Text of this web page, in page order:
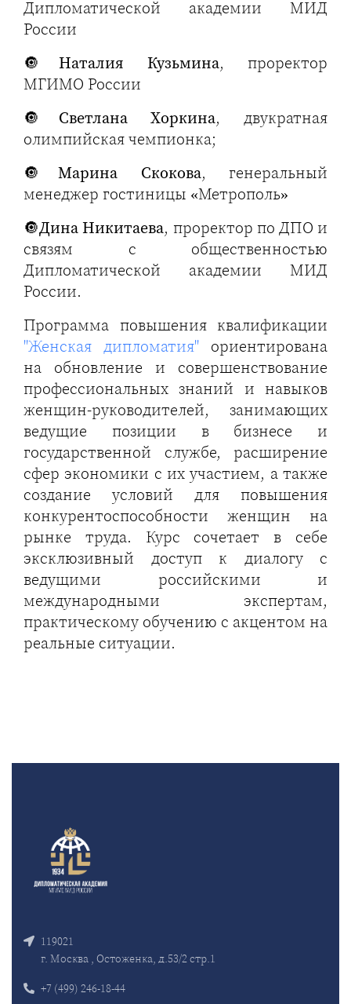
Дипломатической академии МИД
России
🔘 Наталия Кузьмина, проректор
МГИМО России
🔘 Светлана Хоркина, двукратная
олимпийская чемпионка;
🔘Марина Скокова, генеральный
менеджер гостиницы «Метрополь»
🔘Дина Никитаева, проректор по ДПО и
связям с общественностью
Дипломатической академии МИД
России.
Программа повышения квалификации
"Женская дипломатия" ориентирована
на обновление и совершенствование
профессиональных знаний и навыков
женщин-руководителей, занимающих
ведущие позиции в бизнесе и
государственной службе, расширение
сфер экономики с их участием, а также
создание условий для повышения
конкурентоспособности женщин на
рынке труда. Курс сочетает в себе
эксклюзивный доступ к диалогу с
ведущими российскими и
международными экспертам,
практическому обучению с акцентом на
реальные ситуации.
119021
г. Москва , Остоженка, д.53/2 стр.1
+7 (499) 246-18-44